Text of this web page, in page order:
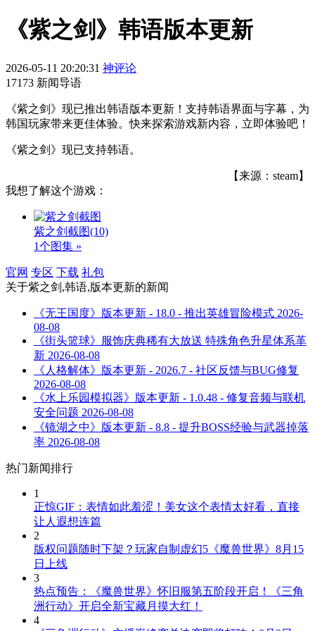
《紫之剑》韩语版本更新
2026-05-11 20:20:31 神评论
17173 新闻导语
《紫之剑》现已推出韩语版本更新！支持韩语界面与字幕，为
韩国玩家带来更佳体验。快来探索游戏新内容，立即体验吧！
《紫之剑》现已支持韩语。
【来源：steam】
我想了解这个游戏：
紫之剑截图(10)
1个图集 »
官网 专区 下载 礼包
关于紫之剑,韩语,版本更新的新闻
《无王国度》版本更新 - 18.0 - 推出英雄冒险模式 2026-
08-08
《街头篮球》服饰庆典稀有大放送 特殊角色升星体系革
新 2026-08-08
《人格解体》版本更新 - 2026.7 - 社区反馈与BUG修复
2026-08-08
《水上乐园模拟器》版本更新 - 1.0.48 - 修复音频与联机
安全问题 2026-08-08
《镜湖之中》版本更新 - 8.8 - 提升BOSS经验与武器掉落
率 2026-08-08
热门新闻排行
1
正惊GIF：表情如此羞涩！美女这个表情太好看，直接
让人遐想连篇
2
版权问题随时下架？玩家自制虚幻5《魔兽世界》8月15
日上线
3
热点预告：《魔兽世界》怀旧服第五阶段开启！《三角
洲行动》开启全新宝藏月摸大红！
4